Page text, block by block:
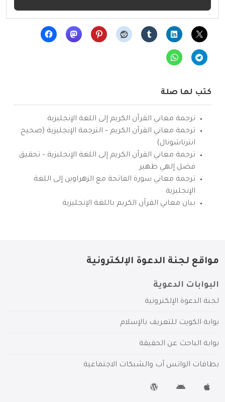
كتب لها صلة
ترجمة معاني القرآن الكريم إلى اللغة الإنجليزية
ترجمة معاني القرآن الكريم – الترجمة الإنجليزية (صحيح
انترناشونال)
ترجمة معاني القرآن الكريم إلى اللغة الإنجليزية – تحقيق
فضل إلهي ظهير
ترجمة معاني سورة الفاتحة مع الزهراوين إلى اللغة
الإنجليزية
بيان معاني القرآن الكريم باللغة الإنجليزية
مواقع لجنة الدعوة الإلكترونية
البوابات الدعوية
لجنة الدعوة الإلكترونية
بوابة الكويت للتعريف بالإسلام
بوابة الباحث عن الحقيقة
بطاقات الواتس آب والشبكات الاجتماعية